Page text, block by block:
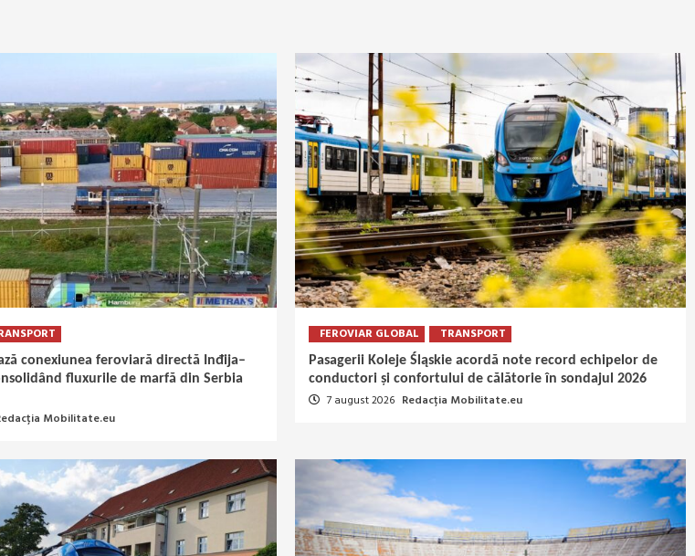
conexiunea feroviară directă Inđija–
fluxurile de marfă din Serbia
Mobilitate.eu
FEROVIAR GLOBAL TRANSPORT
Pasagerii Koleje Śląskie acordă note record echipelor de
conductori și confortului de călătorie în sondajul 2026
7 august 2026 Redacția Mobilitate.eu